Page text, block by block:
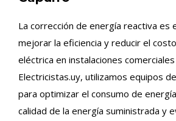
La corrección de energía reactiva es
mejorar la eficiencia y reducir el
eléctrica en instalaciones
Electricistas.uy, utilizamos equipos
para optimizar el consumo de
calidad de la energía suministrada y